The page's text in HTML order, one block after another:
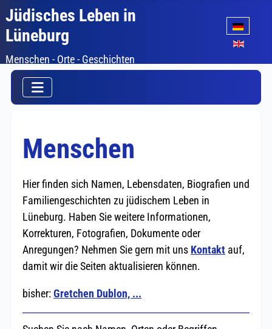
Jüdisches Leben in
Lüneburg
Menschen - Orte - Geschichten
Sprache